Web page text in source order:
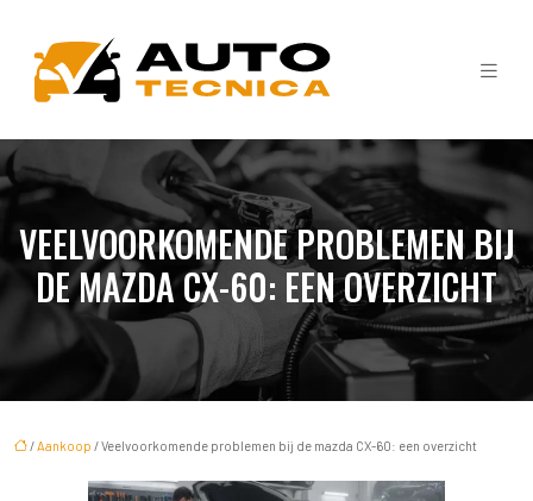
VEELVOORKOMENDE PROBLEMEN BIJ
DE MAZDA CX-60: EEN OVERZICHT
/Aankoop / Veelvoorkomende problemen bij de mazda CX-60: een overzicht